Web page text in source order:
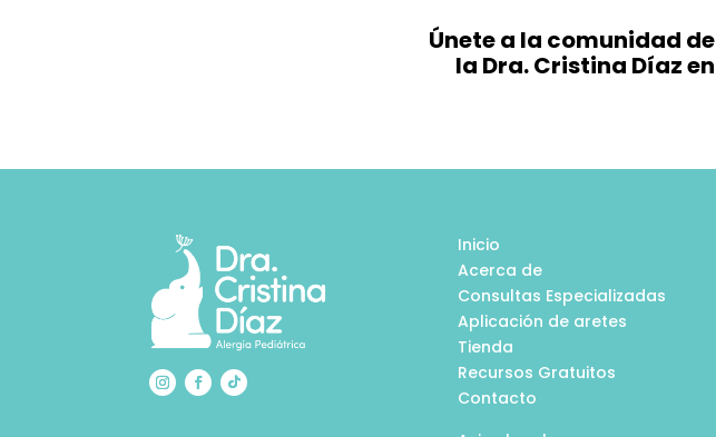
Únete a la comunidad de
la Dra. Cristina Díaz en
Inicio
Acerca de
Consultas Especializadas
Aplicación de aretes
Tienda
Recursos Gratuitos
Contacto